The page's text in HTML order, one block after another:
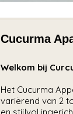
Cucurma
Welkom bij
Het Cucurma
variërend van 2
en stijlvol